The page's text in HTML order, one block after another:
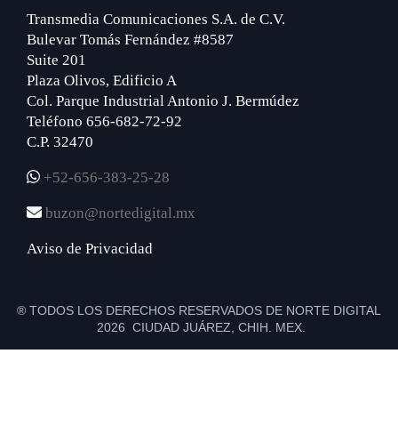
Transmedia Comunicaciones S.A. de C.V.
Bulevar Tomás Fernández #8587
Suite 201
Plaza Olivos, Edificio A
Col. Parque Industrial Antonio J. Bermúdez
Teléfono 656-682-72-92
C.P. 32470
+52-656-383-25-28
buzon@nortedigital.mx
Aviso de Privacidad
® TODOS LOS DERECHOS RESERVADOS DE NORTE DIGITAL
2026 CIUDAD JUÁREZ, CHIH. MEX.